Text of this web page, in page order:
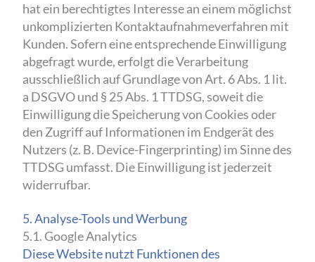
hat ein berechtigtes Interesse an einem möglichst
unkomplizierten Kontaktaufnahmeverfahren mit
Kunden. Sofern eine entsprechende Einwilligung
abgefragt wurde, erfolgt die Verarbeitung
ausschließlich auf Grundlage von Art. 6 Abs. 1 lit.
a DSGVO und § 25 Abs. 1 TTDSG, soweit die
Einwilligung die Speicherung von Cookies oder
den Zugriff auf Informationen im Endgerät des
Nutzers (z. B. Device-Fingerprinting) im Sinne des
TTDSG umfasst. Die Einwilligung ist jederzeit
widerrufbar.
5. Analyse-Tools und Werbung
5.1. Google Analytics
Diese Website nutzt Funktionen des